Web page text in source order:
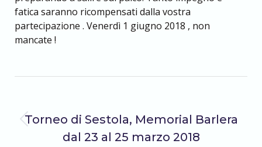
fatica saranno ricompensati dalla vostra
partecipazione . Venerdì 1 giugno 2018 , non
mancate !
tra
Post
precedente:
Torneo di Sestola, Memorial Barlera
dal 23 al 25 marzo 2018